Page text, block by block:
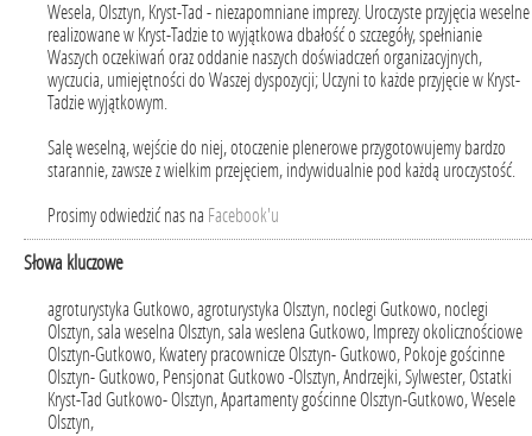
Wesela, Olsztyn, Kryst-Tad - niezapomniane imprezy. Uroczyste przyjęcia weselne
realizowane w Kryst-Tadzie to wyjątkowa dbałość o szczegóły, spełnianie
Waszych oczekiwań oraz oddanie naszych doświadczeń organizacyjnych,
wyczucia, umiejętności do Waszej dyspozycji; Uczyni to każde przyjęcie w Kryst-
Tadzie wyjątkowym.
Salę weselną, wejście do niej, otoczenie plenerowe przygotowujemy bardzo
starannie, zawsze z wielkim przejęciem, indywidualnie pod każdą uroczystość.
Prosimy odwiedzić nas na Facebook'u
Słowa kluczowe
agroturystyka Gutkowo, agroturystyka Olsztyn, noclegi Gutkowo, noclegi
Olsztyn, sala weselna Olsztyn, sala weslena Gutkowo, Imprezy okolicznościowe
Olsztyn-Gutkowo, Kwatery pracownicze Olsztyn- Gutkowo, Pokoje gościnne
Olsztyn- Gutkowo, Pensjonat Gutkowo -Olsztyn, Andrzejki, Sylwester, Ostatki
Kryst-Tad Gutkowo- Olsztyn, Apartamenty gościnne Olsztyn-Gutkowo, Wesele
Olsztyn,